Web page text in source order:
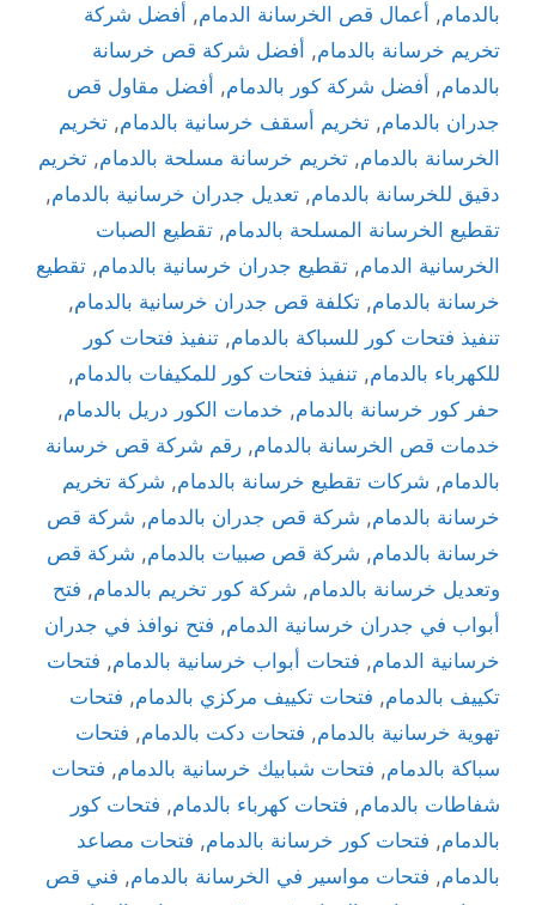
بالدمام, أعمال قص الخرسانة الدمام, أفضل شركة
تخريم خرسانة بالدمام, أفضل شركة قص خرسانة
بالدمام, أفضل شركة كور بالدمام, أفضل مقاول قص
جدران بالدمام, تخريم أسقف خرسانية بالدمام, تخريم
الخرسانة بالدمام, تخريم خرسانة مسلحة بالدمام, تخريم
دقيق للخرسانة بالدمام, تعديل جدران خرسانية بالدمام,
تقطيع الخرسانة المسلحة بالدمام, تقطيع الصبات
الخرسانية الدمام, تقطيع جدران خرسانية بالدمام, تقطيع
خرسانة بالدمام, تكلفة قص جدران خرسانية بالدمام,
تنفيذ فتحات كور للسباكة بالدمام, تنفيذ فتحات كور
للكهرباء بالدمام, تنفيذ فتحات كور للمكيفات بالدمام,
حفر كور خرسانة بالدمام, خدمات الكور دريل بالدمام,
خدمات قص الخرسانة بالدمام, رقم شركة قص خرسانة
بالدمام, شركات تقطيع خرسانة بالدمام, شركة تخريم
خرسانة بالدمام, شركة قص جدران بالدمام, شركة قص
خرسانة بالدمام, شركة قص صبيات بالدمام, شركة قص
وتعديل خرسانة بالدمام, شركة كور تخريم بالدمام, فتح
أبواب في جدران خرسانية الدمام, فتح نوافذ في جدران
خرسانية الدمام, فتحات أبواب خرسانية بالدمام, فتحات
تكييف بالدمام, فتحات تكييف مركزي بالدمام, فتحات
تهوية خرسانية بالدمام, فتحات دكت بالدمام, فتحات
سباكة بالدمام, فتحات شبابيك خرسانية بالدمام, فتحات
شفاطات بالدمام, فتحات كهرباء بالدمام, فتحات كور
بالدمام, فتحات كور خرسانة بالدمام, فتحات مصاعد
بالدمام, فتحات مواسير في الخرسانة بالدمام, فني قص